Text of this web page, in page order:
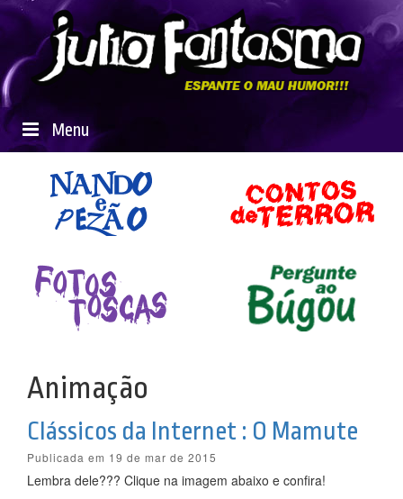
Menu
Animação
Clássicos da Internet : O Mamute
Publicada em 19 de mar de 2015
Lembra dele??? Clique na imagem abaixo e confira!